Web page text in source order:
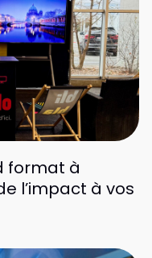
format à
l’impact à vos